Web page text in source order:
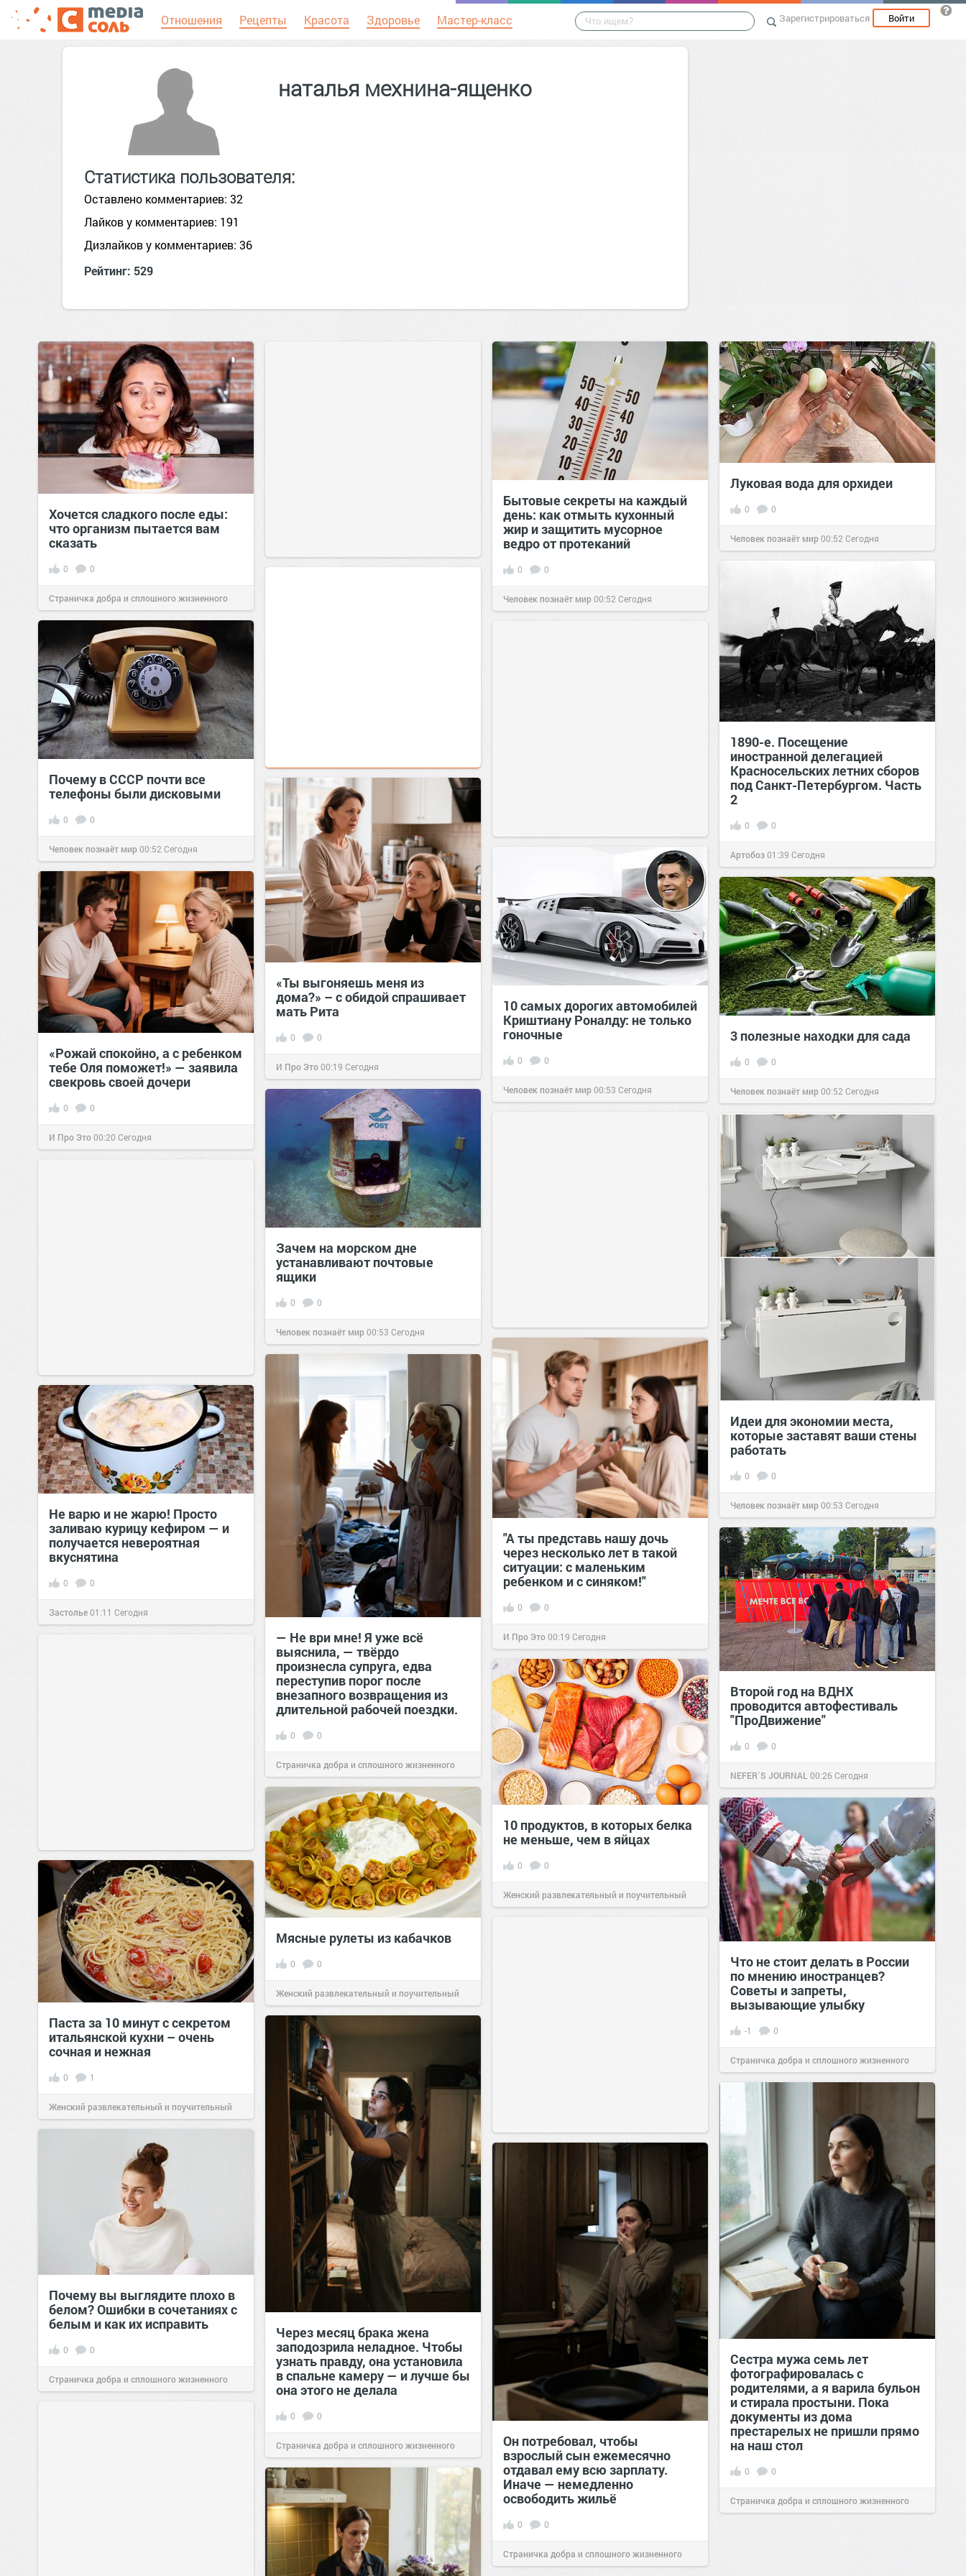
Отношения Рецепты Красота Здоровье Мастер-класс Зарегистрироваться Войти
наталья мехнина-ященко
Статистика пользователя:
Оставлено комментариев: 32
Лайков у комментариев: 191
Дизлайков у комментариев: 36
Рейтинг: 529
Хочется сладкого после еды:
что организм пытается вам
сказать
0 0
Страничка добра и сплошного жизненного
позитива!06:38Сегодня
Бытовые секреты на каждый
день: как отмыть кухонный
жир и защитить мусорное
ведро от протеканий
0 0
Человек познаёт мир00:52 Сегодня
Луковая вода для орхидеи
0 0
Человек познаёт мир00:52 Сегодня
1890-е. Посещение
иностранной делегацией
Красносельских летних сборов
под Санкт-Петербургом. Часть
2
0 0
Артобоз01:39 Сегодня
Почему в СССР почти все
телефоны были дисковыми
0 0
Человек познаёт мир00:52 Сегодня
«Ты выгоняешь меня из
дома?» – с обидой спрашивает
мать Рита
0 0
И Про Это00:19 Сегодня
10 самых дорогих автомобилей
Криштиану Роналду: не только
гоночные
0 0
Человек познаёт мир00:53 Сегодня
«Рожай спокойно, а с ребенком
тебе Оля поможет!» — заявила
свекровь своей дочери
0 0
И Про Это00:20 Сегодня
3 полезные находки для сада
0 0
Человек познаёт мир00:52 Сегодня
Зачем на морском дне
устанавливают почтовые
ящики
0 0
Человек познаёт мир00:53 Сегодня
Идеи для экономии места,
которые заставят ваши стены
работать
0 0
Человек познаёт мир00:53 Сегодня
"А ты представь нашу дочь
через несколько лет в такой
ситуации: с маленьким
ребенком и с синяком!"
0 0
И Про Это00:19 Сегодня
— Не ври мне! Я уже всё
выяснила, — твёрдо
произнесла супруга, едва
переступив порог после
внезапного возвращения из
длительной рабочей поездки.
0 0
Страничка добра и сплошного жизненного
позитива!00:29Сегодня
Не варю и не жарю! Просто
заливаю курицу кефиром — и
получается невероятная
вкуснятина
0 0
Застолье01:11 Сегодня
Второй год на ВДНХ
проводится автофестиваль
"ПроДвижение"
0 0
NEFER`S JOURNAL 00:26Сегодня
10 продуктов, в которых белка
не меньше, чем в яйцах
0 0
Женский развлекательный и поучительный
Мясные рулеты из кабачков
0 0
Женский развлекательный и поучительный
сайт.23:41Вчера
Что не стоит делать в России
по мнению иностранцев?
Советы и запреты,
вызывающие улыбку
-1 0
Страничка добра и сплошного жизненного
позитива!00:29Сегодня
Паста за 10 минут с секретом
итальянской кухни – очень
сочная и нежная
0 1
Женский развлекательный и поучительный
сайт. 23:40 Вчера
Через месяц брака жена
заподозрила неладное. Чтобы
узнать правду, она установила
в спальне камеру — и лучше бы
она этого не делала
0 0
Страничка добра и сплошного жизненного
позитива!00:29Сегодня
Сестра мужа семь лет
фотографировалась с
родителями, а я варила бульон
и стирала простыни. Пока
документы из дома
престарелых не пришли прямо
на наш стол
0 0
Страничка добра и сплошного жизненного
Почему вы выглядите плохо в
белом? Ошибки в сочетаниях с
белым и как их исправить
0 0
Страничка добра и сплошного жизненного
Он потребовал, чтобы
взрослый сын ежемесячно
отдавал ему всю зарплату.
Иначе — немедленно
освободить жильё
0 0
Страничка добра и сплошного жизненного